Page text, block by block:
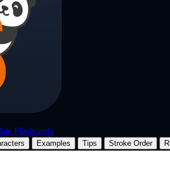
Flashcards
Examples Tips Stroke Order